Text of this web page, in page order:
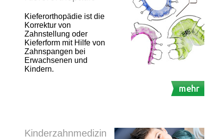
Kieferorthopädie ist die
Korrektur von
Zahnstellung oder
Kieferform mit Hilfe von
Zahnspangen bei
Erwachsenen und
Kindern.
mehr
Kinderzahnmedizin